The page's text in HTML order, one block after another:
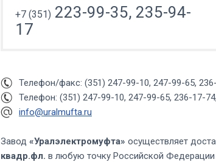
+7 (351) 223-99-35, 235-94-
17
Телефон/факс: (351) 247-99-10, 247-99-65,
Телефон: (351) 247-99-10, 247-99-65, 236-17-
info@uralmufta.ru
Завод «Уралэлектромуфта» осуществляет
квадр.фл. в любую точку Российской Федерации